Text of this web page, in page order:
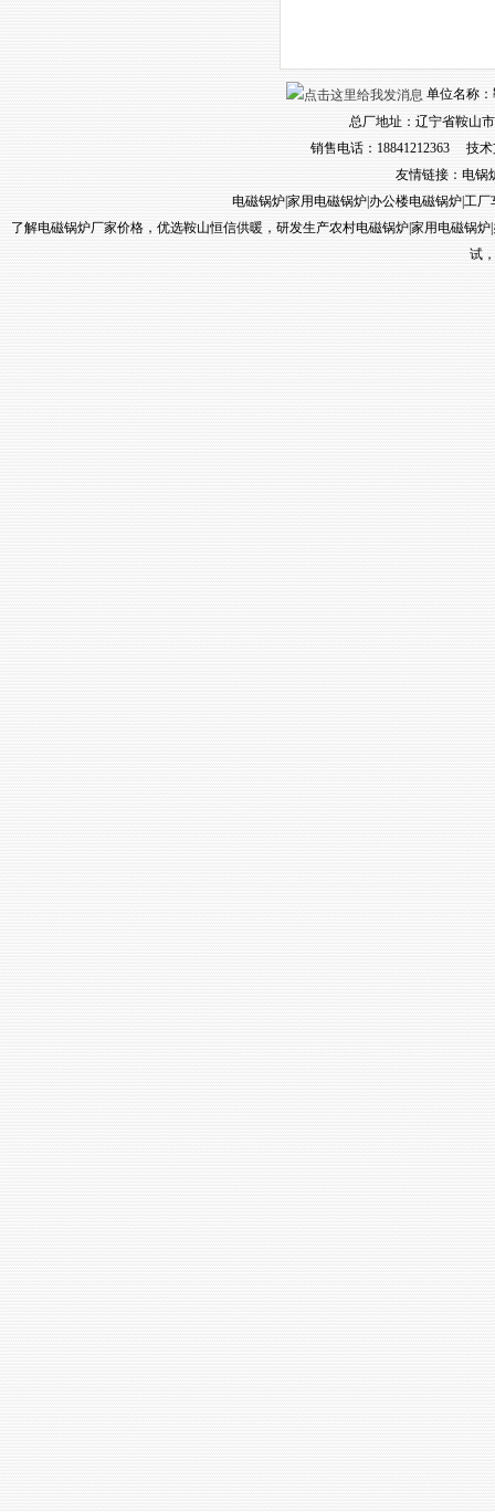
单位名称
总厂地址：辽宁省鞍山
销售电话：18841212363 技
友情链接： 电锅
电磁锅炉|家用电磁锅炉|办公楼电磁锅炉|工厂
了解电磁锅炉厂家价格，优选鞍山恒信供暖，研发生产农村电磁锅炉|家用电磁锅炉|
试